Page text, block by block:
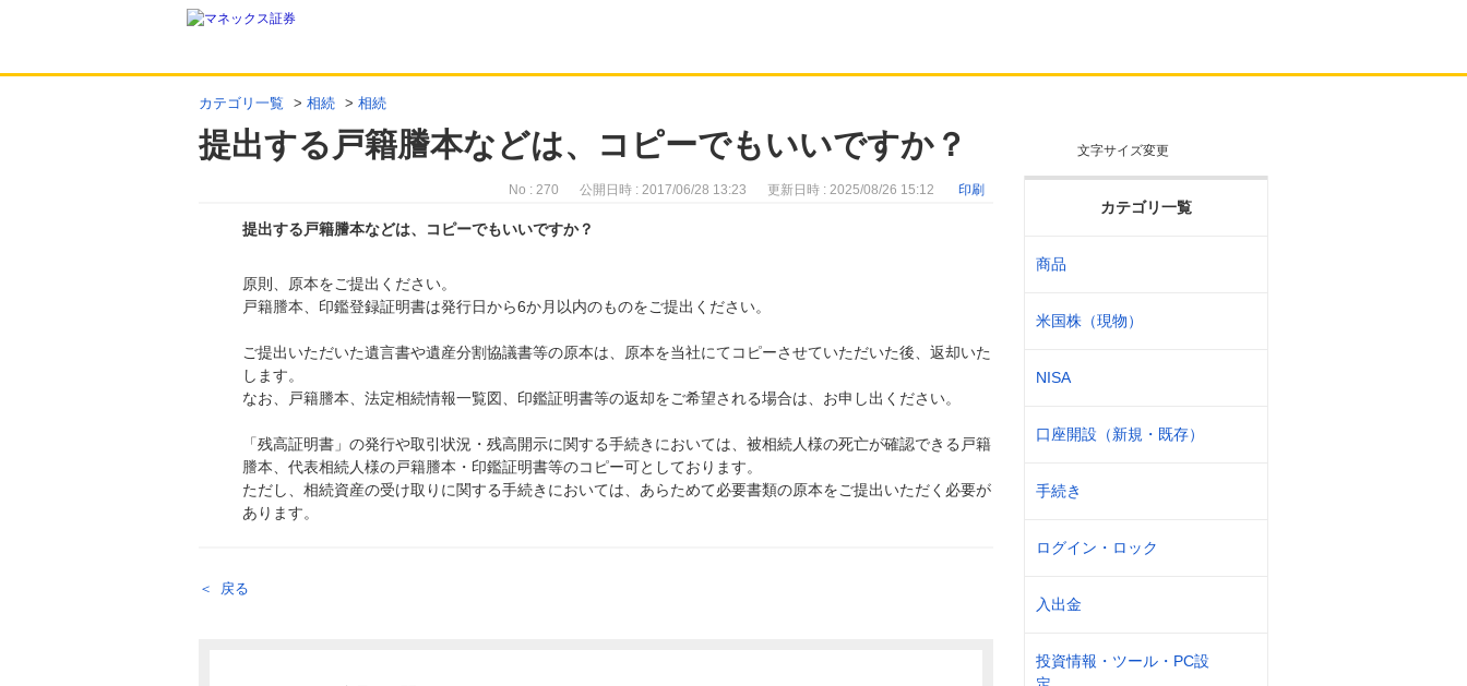
カテゴリ一覧 > 相続 > 相続
提出する戸籍謄本などは、コピーでもいいですか？ 文字サイズ変更
カテゴリ一覧
商品
米国株（現物）
NISA
口座開設（新規・既存）
手続き
ログイン・ロック
入出金
投資情報・ツール・PC設
No : 270 公開日時 : 2017/06/28 13:23 更新日時 : 2025/08/26 15:12 印刷
提出する戸籍謄本などは、コピーでもいいですか？
回答
原則、原本をご提出ください。
戸籍謄本、印鑑登録証明書は発行日から6か月以内のものをご提出ください。
ご提出いただいた遺言書や遺産分割協議書等の原本は、原本を当社にてコピーさせていただいた後、返却いた
します。
なお、戸籍謄本、法定相続情報一覧図、印鑑証明書等の返却をご希望される場合は、お申し出ください。
「残高証明書」の発行や取引状況・残高開示に関する手続きにおいては、被相続人様の死亡が確認できる戸籍
謄本、代表相続人様の戸籍謄本・印鑑証明書等のコピー可としております。
ただし、相続資産の受け取りに関する手続きにおいては、あらためて必要書類の原本をご提出いただく必要が
あります。
戻る